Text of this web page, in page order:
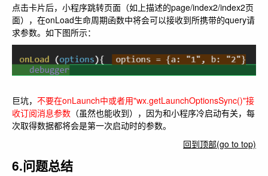
点击卡片后，小程序跳转页面（如上描述的page/index2/index2页
面），在onLoad生命周期函数中将会可以接收到所携带的query请
求参数。如下图所示：
巨坑， 不要在onLaunch中或者用"wx.getLaunchOptionsSync()"接
收订阅消息参数 （虽然也能收到），因为和小程序冷启动有关，每
次取得数据都将会是第一次启动时的参数。
回到顶部(go to top)
6.问题总结